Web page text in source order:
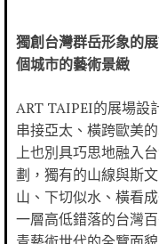
獨創台灣群岳形象的
個城市的藝術景緻
ART TAIPEI的展場設
串接亞太、橫跨歐美
上也別具巧思地融入
劃，獨有的山線與斯
山、下切似水、橫看
一層高低錯落的台灣